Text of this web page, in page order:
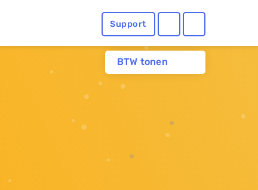
Support
BTW tonen